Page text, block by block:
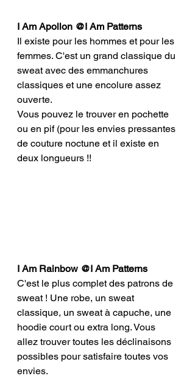
I Am Apollon @I Am Patterns
Il existe pour les hommes et pour les
femmes. C'est un grand classique du
sweat avec des emmanchures
classiques et une encolure assez
ouverte.
Vous pouvez le trouver en pochette
ou en pif (pour les envies pressantes
de couture noctune et il existe en
deux longueurs !!
I Am Rainbow @I Am Patterns
C'est le plus complet des patrons de
sweat ! Une robe, un sweat
classique, un sweat à capuche, une
hoodie court ou extra long. Vous
allez trouver toutes les déclinaisons
possibles pour satisfaire toutes vos
envies.